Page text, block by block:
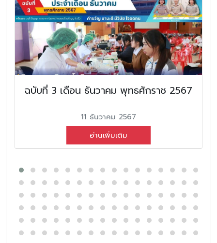
ฉบับที่ 3 เดือน ธันวาคม พุทธศักราช 2567
11 ธันวาคม 2567
อ่านเพิ่มเติม